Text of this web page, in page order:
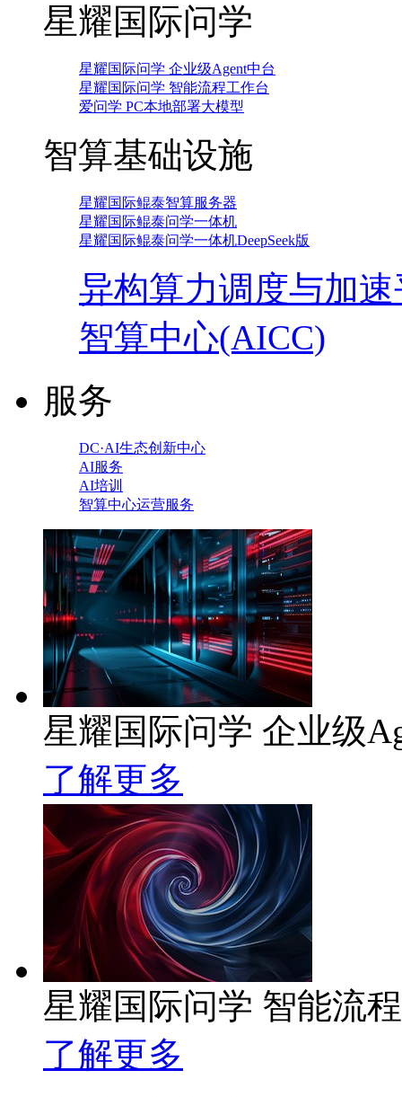
星耀国际问学
星耀国际问学 企业级Agent中台
星耀国际问学 智能流程工作台
爱问学 PC本地部署大模型
智算基础设施
星耀国际鲲泰智算服务器
星耀国际鲲泰问学一体机
星耀国际鲲泰问学一体机DeepSeek版
异构算力调度与加
智算中心(AICC)
服务
DC·AI生态创新中心
AI服务
AI培训
智算中心运营服务
星耀国际问学 企业级
了解更多
星耀国际问学 智能流
了解更多